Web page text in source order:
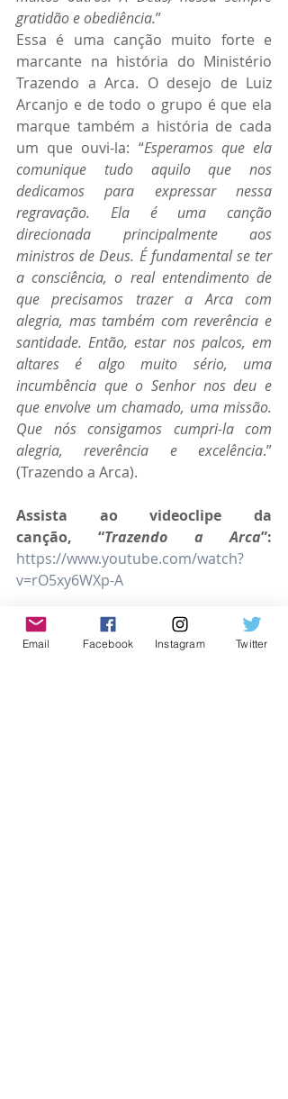
gratidão e obediência.”
Essa é uma canção muito forte e
marcante na história do Ministério
Trazendo a Arca. O desejo de Luiz
Arcanjo e de todo o grupo é que ela
marque também a história de cada
um que ouvi-la: “Esperamos que ela
comunique tudo aquilo que nos
dedicamos para expressar nessa
regravação. Ela é uma canção
direcionada principalmente aos
ministros de Deus. É fundamental se ter
a consciência, o real entendimento de
que precisamos trazer a Arca com
alegria, mas também com reverência e
santidade. Então, estar nos palcos, em
altares é algo muito sério, uma
incumbência que o Senhor nos deu e
que envolve um chamado, uma missão.
Que nós consigamos cumpri-la com
alegria, reverência e excelência.”
(Trazendo a Arca).
Assista ao videoclipe da
canção,
“Trazendo a Arca
https://www.youtube.com/watch?
v=rO5xy6WXp-A
https://www.youtube.com/watch?
v=rO5xy6WXp-A
Email Facebook Instagram Twitter